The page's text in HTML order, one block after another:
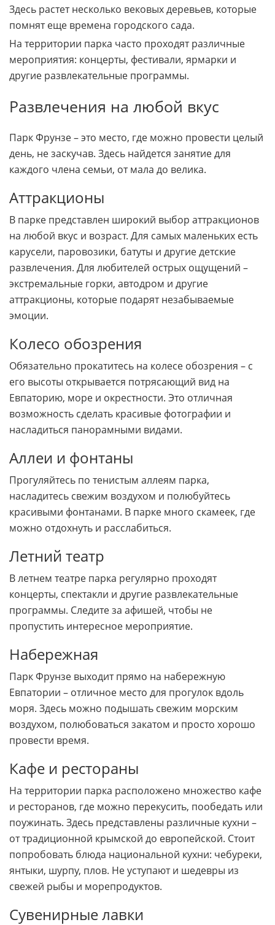
Здесь растет несколько вековых деревьев, которые
помнят еще времена городского сада.
На территории парка часто проходят различные
мероприятия: концерты, фестивали, ярмарки и
другие развлекательные программы.
Развлечения на любой вкус
Парк Фрунзе – это место, где можно провести целый
день, не заскучав. Здесь найдется занятие для
каждого члена семьи, от мала до велика.
Аттракционы
В парке представлен широкий выбор аттракционов
на любой вкус и возраст. Для самых маленьких есть
карусели, паровозики, батуты и другие детские
развлечения. Для любителей острых ощущений –
экстремальные горки, автодром и другие
аттракционы, которые подарят незабываемые
эмоции.
Колесо обозрения
Обязательно прокатитесь на колесе обозрения – с
его высоты открывается потрясающий вид на
Евпаторию, море и окрестности. Это отличная
возможность сделать красивые фотографии и
насладиться панорамными видами.
Аллеи и фонтаны
Прогуляйтесь по тенистым аллеям парка,
насладитесь свежим воздухом и полюбуйтесь
красивыми фонтанами. В парке много скамеек, где
можно отдохнуть и расслабиться.
Летний театр
В летнем театре парка регулярно проходят
концерты, спектакли и другие развлекательные
программы. Следите за афишей, чтобы не
пропустить интересное мероприятие.
Набережная
Парк Фрунзе выходит прямо на набережную
Евпатории – отличное место для прогулок вдоль
моря. Здесь можно подышать свежим морским
воздухом, полюбоваться закатом и просто хорошо
провести время.
Кафе и рестораны
На территории парка расположено множество кафе
и ресторанов, где можно перекусить, пообедать или
поужинать. Здесь представлены различные кухни –
от традиционной крымской до европейской. Стоит
попробовать блюда национальной кухни: чебуреки,
янтыки, шурпу, плов. Не уступают и шедевры из
свежей рыбы и морепродуктов.
Сувенирные лавки